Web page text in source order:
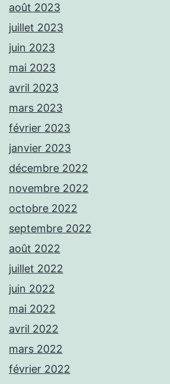
août 2023
juillet 2023
juin 2023
mai 2023
avril 2023
mars 2023
février 2023
janvier 2023
décembre 2022
novembre 2022
octobre 2022
septembre 2022
août 2022
juillet 2022
juin 2022
mai 2022
avril 2022
mars 2022
février 2022